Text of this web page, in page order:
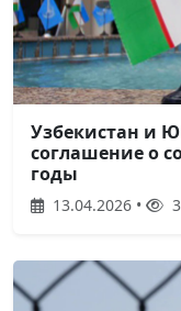
Узбекистан и
соглашение о
годы
13.04.2026 •